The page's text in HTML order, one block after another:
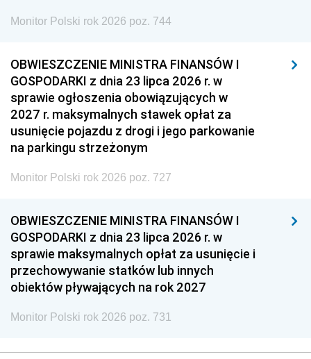
Monitor Polski rok 2026 poz. 744
OBWIESZCZENIE MINISTRA FINANSÓW I
GOSPODARKI z dnia 23 lipca 2026 r. w
sprawie ogłoszenia obowiązujących w
2027 r. maksymalnych stawek opłat za
usunięcie pojazdu z drogi i jego parkowanie
na parkingu strzeżonym
Monitor Polski rok 2026 poz. 727
OBWIESZCZENIE MINISTRA FINANSÓW I
GOSPODARKI z dnia 23 lipca 2026 r. w
sprawie maksymalnych opłat za usunięcie i
przechowywanie statków lub innych
obiektów pływających na rok 2027
Monitor Polski rok 2026 poz. 731